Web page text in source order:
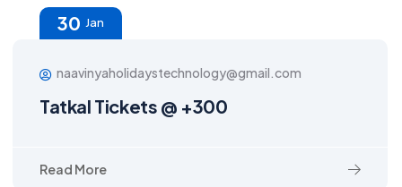
30 Jan
naavinyaholidaystechnology@gmail.com
Tatkal Tickets @ +300
Read More